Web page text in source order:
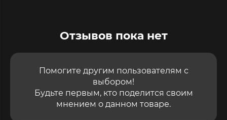
Отзывов пока нет
Помогите другим пользователям с
выбором!
Будьте первым, кто поделится своим
мнением о данном товаре.